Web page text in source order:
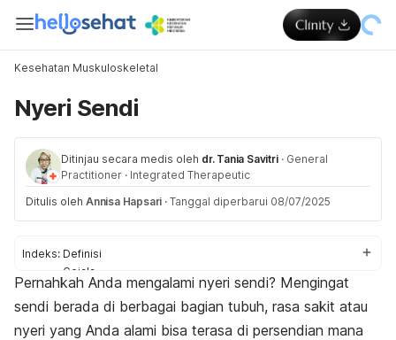
Kesehatan Muskuloskeletal
Nyeri Sendi
Ditinjau secara medis oleh dr. Tania Savitri · General
Practitioner · Integrated Therapeutic
Ditulis oleh Annisa Hapsari · Tanggal diperbarui 08/07/2025
Indeks: Definisi
Gejala
Penyebab
Pengobatan
Pernahkah Anda mengalami nyeri sendi? Mengingat
sendi berada di berbagai bagian tubuh, rasa sakit atau
nyeri yang Anda alami bisa terasa di persendian mana